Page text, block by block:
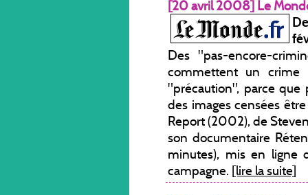
[20 avril 2008] Le
Des "pas-encore-
commettent un crime
"précaution", parce que
des images censées
Report (2002), de
son documentaire
minutes), mis en ligne
campagne. [lire la suite]